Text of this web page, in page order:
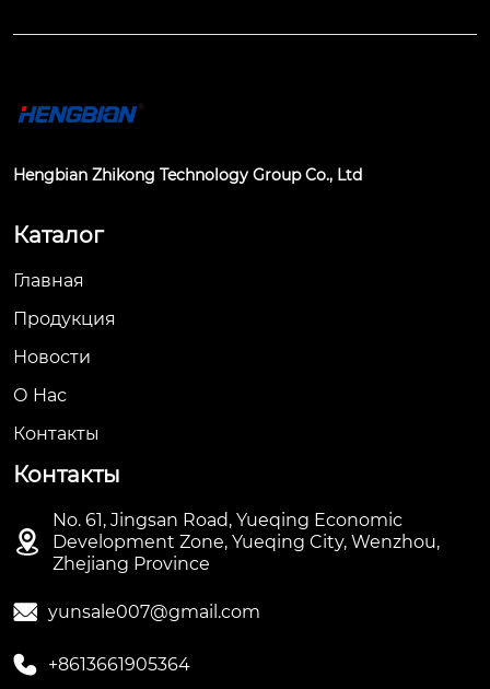
Hengbian Zhikong Technology Group Co., Ltd
Каталог
Главная
Продукция
Новости
О Hас
Контакты
Контакты

No. 61, Jingsan Road, Yueqing Economic
Development Zone, Yueqing City, Wenzhou,
Zhejiang Province
 yunsale007@gmail.com
 +8613661905364